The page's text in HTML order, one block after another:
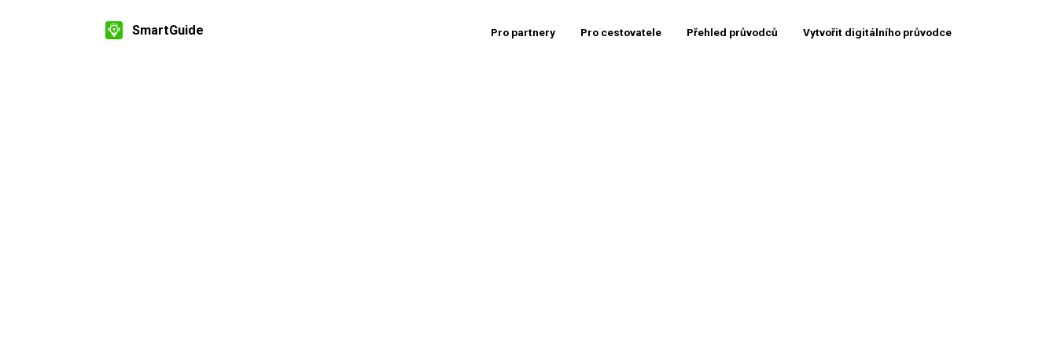
SmartGuide Pro partnery Pro cestovatele Přehled průvodců Vytvořit digitálního průvodce